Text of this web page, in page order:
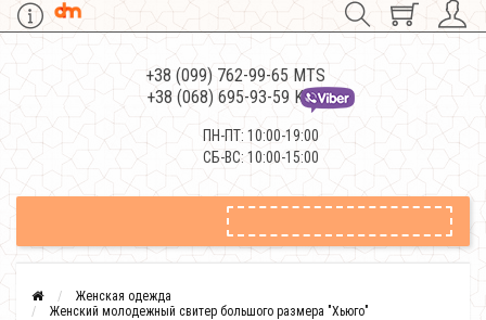
+38 (099) 762-99-65 MTS
+38 (068) 695-93-59 Kievstar
ПН-ПТ: 10:00-19:00
СБ-ВС: 10:00-15:00
Женская одежда
Женский молодежный свитер большого размера "Хьюго"